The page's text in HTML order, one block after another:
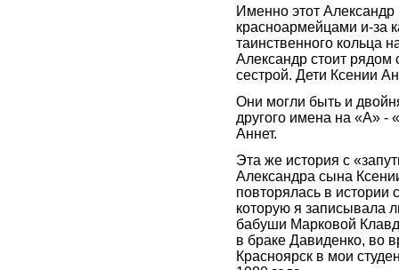
Именно этот Александр
красноармейцами и-за
таинственного кольца
Александр стоит рядом
сестрой. Дети Ксении
Они могли быть и
другого имена на «А» -
Аннет.
Эта же история с
Александра сына
повторялась в истории
которую я записывала
бабуши Марковой
в браке Давиденко, во
Красноярск в мои